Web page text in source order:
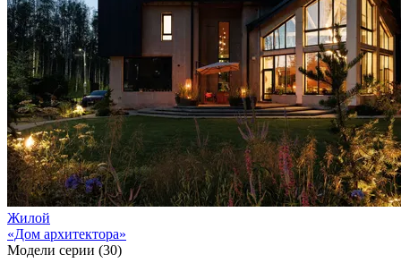
Жилой
«Дом архитектора»
Модели серии (30)